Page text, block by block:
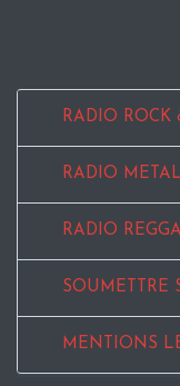
RADIO ROCK
RADIO
RADIO
SOUMETTRE
MENTIONS